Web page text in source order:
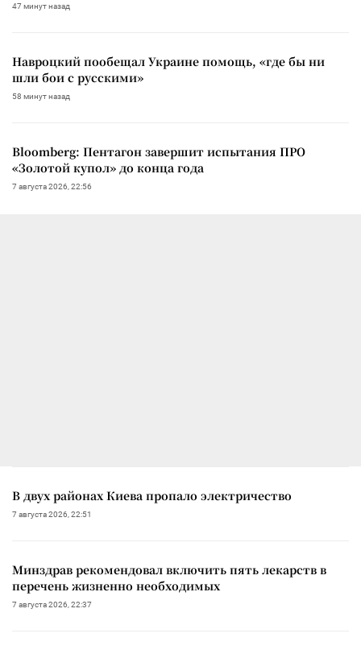
47 минут назад
Навроцкий пообещал Украине помощь, «где бы ни
шли бои с русскими»
58 минут назад
Bloomberg: Пентагон завершит испытания ПРО
«Золотой купол» до конца года
7 августа 2026, 22:56
В двух районах Киева пропало электричество
7 августа 2026, 22:51
Минздрав рекомендовал включить пять лекарств в
перечень жизненно необходимых
7 августа 2026, 22:37